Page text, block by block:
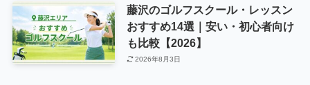
藤沢のゴルフスクール・レッスン
おすすめ14選｜安い・初心者向け
も比較【2026】
2026年8月3日